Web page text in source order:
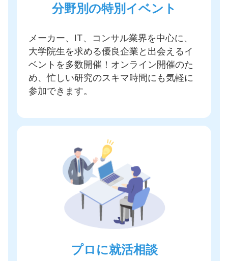
分野別の特別イベント
メーカー、IT、コンサル業界を中心に、
大学院生を求める優良企業と出会えるイ
ベントを多数開催 ！オンライン開催のた
め、忙しい研究のスキマ時間にも気軽に
参加できます。
プロに就活相談